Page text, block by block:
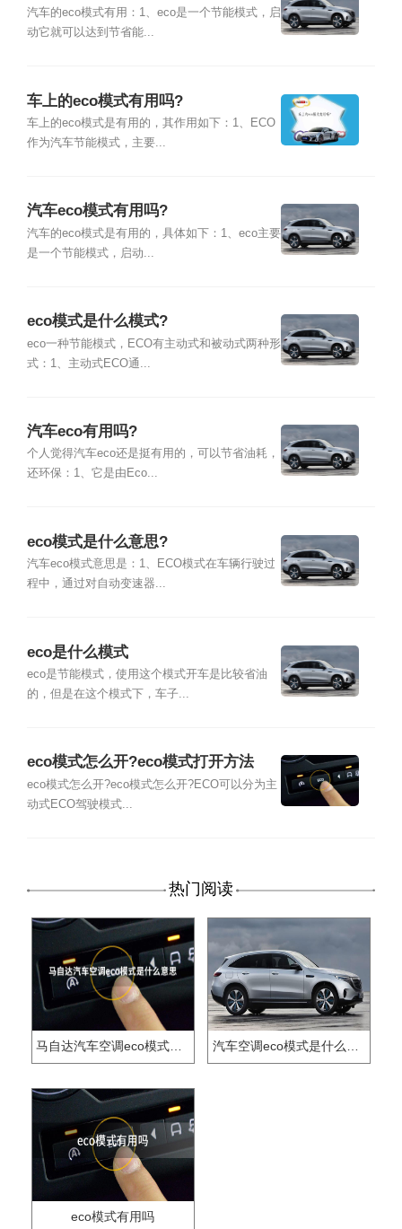
汽车的eco模式有用：1、eco是一个节能模式，启
动它就可以达到节省能...
车上的eco模式有用吗?
车上的eco模式是有用的，其作用如下：1、ECO
作为汽车节能模式，主要...
汽车eco模式有用吗?
汽车的eco模式是有用的，具体如下：1、eco主要
是一个节能模式，启动...
eco模式是什么模式?
eco一种节能模式，ECO有主动式和被动式两种形
式：1、主动式ECO通...
汽车eco有用吗?
个人觉得汽车eco还是挺有用的，可以节省油耗，
还环保：1、它是由Eco...
eco模式是什么意思?
汽车eco模式意思是：1、ECO模式在车辆行驶过
程中，通过对自动变速器...
eco是什么模式
eco是节能模式，使用这个模式开车是比较省油
的，但是在这个模式下，车子...
eco模式怎么开?eco模式打开方法
eco模式怎么开?eco模式怎么开?ECO可以分为主
动式ECO驾驶模式...
热门阅读
eco模式有用吗